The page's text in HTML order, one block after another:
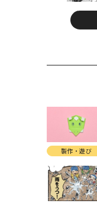
製作・遊び